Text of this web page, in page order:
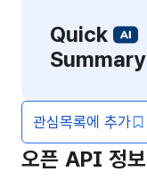
Quick
Summary
관심목록에 추가
오픈 API 정보